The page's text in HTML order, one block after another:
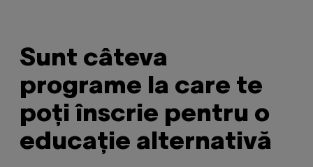
Sunt câteva
programe la care te
poți înscrie pentru o
educație alternativă